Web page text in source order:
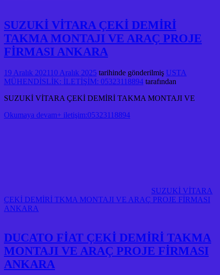
SUZUKİ VİTARA ÇEKİ DEMİRİ
TAKMA MONTAJI VE ARAÇ PROJE
FİRMASI ANKARA
19 Aralık 2021 10 Aralık 2025 tarihinde gönderilmiş USTA
MÜHENDİSLİK: İLETİŞİM: 05323118894 tarafından
SUZUKİ VİTARA ÇEKİ DEMİRİ TAKMA MONTAJI VE
Okumaya devam+ iletişim:05323118894
SUZUKİ VİTARA
ÇEKİ DEMİRİ TKMA MONTAJI VE ARAÇ PROJE FİRMASI
ANKARA
DUCATO FİAT ÇEKİ DEMİRİ TAKMA
MONTAJI VE ARAÇ PROJE FİRMASI
ANKARA